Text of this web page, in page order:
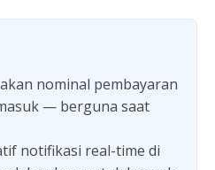
nominal pembayaran
— berguna saat
notifikasi real-time di